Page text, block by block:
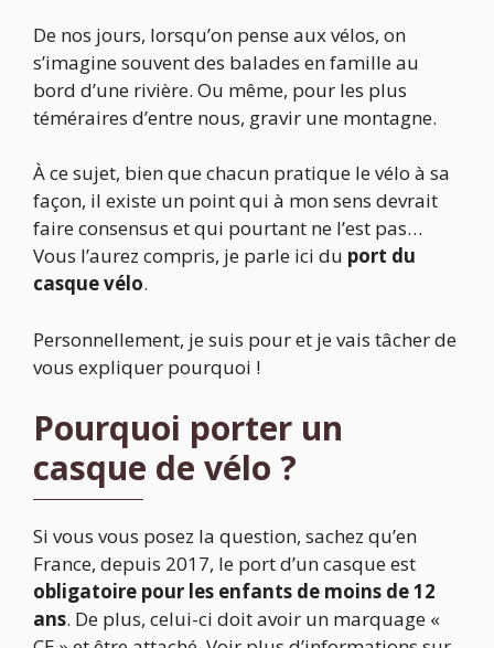
De nos jours, lorsqu’on pense aux vélos, on
s’imagine souvent des balades en famille au
bord d’une rivière. Ou même, pour les plus
téméraires d’entre nous, gravir une montagne.
À ce sujet, bien que chacun pratique le vélo à sa
façon, il existe un point qui à mon sens devrait
faire consensus et qui pourtant ne l’est pas…
Vous l’aurez compris, je parle ici du port du
casque vélo.
Personnellement, je suis pour et je vais tâcher de
vous expliquer pourquoi !
Pourquoi porter un
casque de vélo ?
Si vous vous posez la question, sachez qu’en
France, depuis 2017, le port d’un casque est
obligatoire pour les enfants de moins de 12
ans. De plus, celui-ci doit avoir un marquage «